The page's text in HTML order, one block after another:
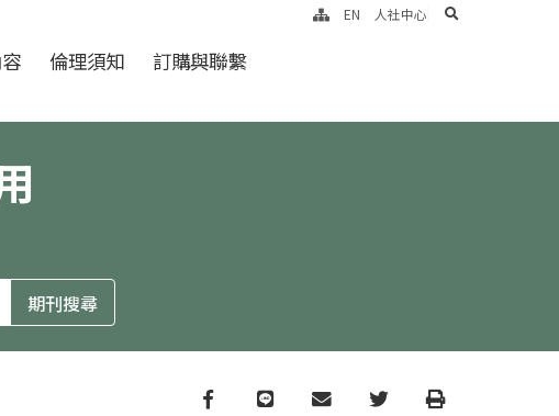
倫理須知 訂購與聯繫
EN 人社中心 search
Facebook
line email TwitterPrint